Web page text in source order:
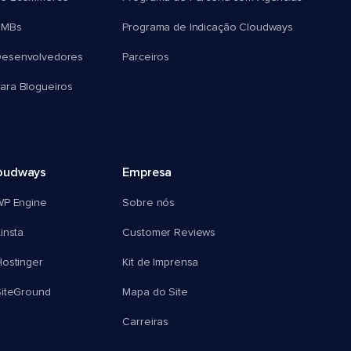
Blogueiros
Programa de Indicação Cloudways
Parceiros
Engine
Empresa
Sobre nós
Customer Reviews
Kit de Imprensa
Mapa do Site
Carreiras